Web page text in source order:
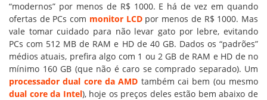
“modernos” por menos de R$ 1000. E há de vez em quando
ofertas de PCs com monitor LCDpor menos de R$ 1000. Mas
vale tomar cuidado para não levar gato por lebre, evitando
PCs com 512 MB de RAM e HD de 40 GB. Dados os “padrões”
médios atuais, prefira algo com 1 ou 2 GB de RAM e HD de no
mínimo 160 GB (que não é caro se comprado separado). Um
processador dual core da AMD também cai bem (ou mesmo
dual core da Intel), hoje os preços deles estão bem abaixo de